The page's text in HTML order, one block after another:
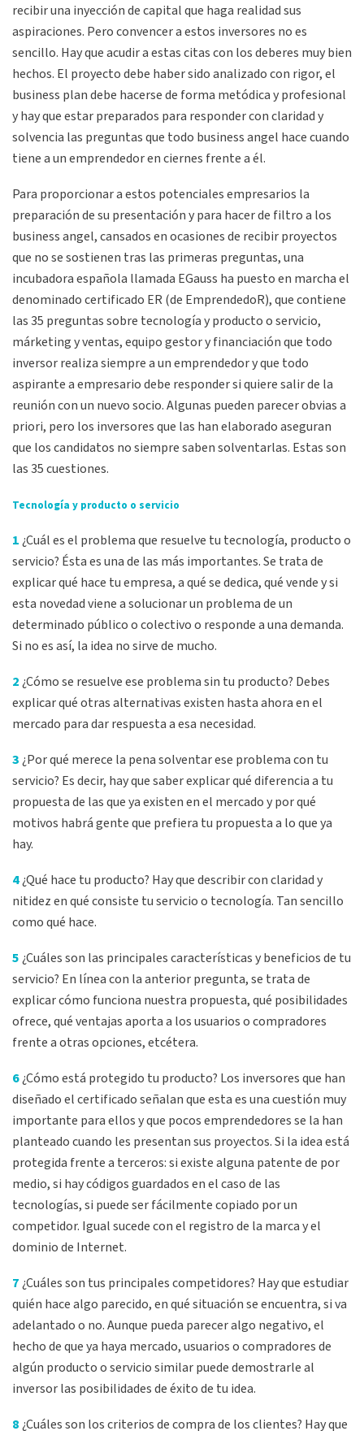
recibir una inyección de capital que haga realidad sus
aspiraciones. Pero convencer a estos inversores no es
sencillo. Hay que acudir a estas citas con los deberes muy bien
hechos. El proyecto debe haber sido analizado con rigor, el
business plan debe hacerse de forma metódica y profesional
y hay que estar preparados para responder con claridad y
solvencia las preguntas que todo business angel hace cuando
tiene a un emprendedor en ciernes frente a él.
Para proporcionar a estos potenciales empresarios la
preparación de su presentación y para hacer de filtro a los
business angel, cansados en ocasiones de recibir proyectos
que no se sostienen tras las primeras preguntas, una
incubadora española llamada EGauss ha puesto en marcha el
denominado certificado ER (de EmprendedoR), que contiene
las 35 preguntas sobre tecnología y producto o servicio,
márketing y ventas, equipo gestor y financiación que todo
inversor realiza siempre a un emprendedor y que todo
aspirante a empresario debe responder si quiere salir de la
reunión con un nuevo socio. Algunas pueden parecer obvias a
priori, pero los inversores que las han elaborado aseguran
que los candidatos no siempre saben solventarlas. Estas son
las 35 cuestiones.
Tecnología y producto o servicio
1¿Cuál es el problema que resuelve tu tecnología, producto o
servicio? Ésta es una de las más importantes. Se trata de
explicar qué hace tu empresa, a qué se dedica, qué vende y si
esta novedad viene a solucionar un problema de un
determinado público o colectivo o responde a una demanda.
Si no es así, la idea no sirve de mucho.
2¿Cómo se resuelve ese problema sin tu producto? Debes
explicar qué otras alternativas existen hasta ahora en el
mercado para dar respuesta a esa necesidad.
3¿Por qué merece la pena solventar ese problema con tu
servicio? Es decir, hay que saber explicar qué diferencia a tu
propuesta de las que ya existen en el mercado y por qué
motivos habrá gente que prefiera tu propuesta a lo que ya
hay.
4¿Qué hace tu producto? Hay que describir con claridad y
nitidez en qué consiste tu servicio o tecnología. Tan sencillo
como qué hace.
5¿Cuáles son las principales características y beneficios de tu
servicio? En línea con la anterior pregunta, se trata de
explicar cómo funciona nuestra propuesta, qué posibilidades
ofrece, qué ventajas aporta a los usuarios o compradores
frente a otras opciones, etcétera.
6¿Cómo está protegido tu producto? Los inversores que han
diseñado el certificado señalan que esta es una cuestión muy
importante para ellos y que pocos emprendedores se la han
planteado cuando les presentan sus proyectos. Si la idea está
protegida frente a terceros: si existe alguna patente de por
medio, si hay códigos guardados en el caso de las
tecnologías, si puede ser fácilmente copiado por un
competidor. Igual sucede con el registro de la marca y el
dominio de Internet.
7¿Cuáles son tus principales competidores? Hay que estudiar
quién hace algo parecido, en qué situación se encuentra, si va
adelantado o no. Aunque pueda parecer algo negativo, el
hecho de que ya haya mercado, usuarios o compradores de
algún producto o servicio similar puede demostrarle al
inversor las posibilidades de éxito de tu idea.
8¿Cuáles son los criterios de compra de los clientes? Hay que